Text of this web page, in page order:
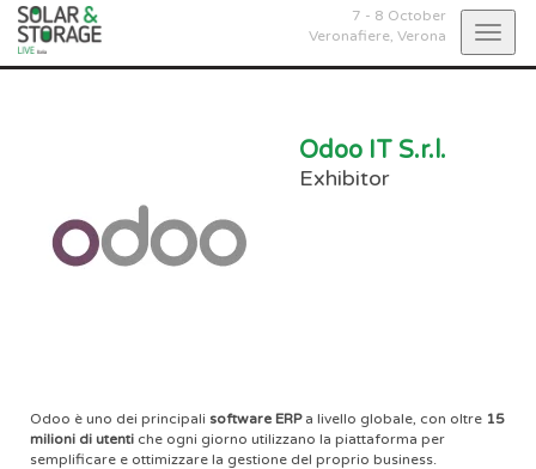
7 - 8 October
Veronafiere, Verona
Odoo IT S.r.l.
Exhibitor
Odoo è uno dei principali software ERPa livello globale, con oltre 15
milioni di utenti che ogni giorno utilizzano la piattaforma per
semplificare e ottimizzare la gestione del proprio business.